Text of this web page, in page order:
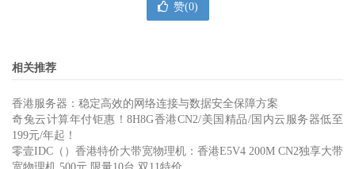
赞(0)
相关推荐
香港服务器：稳定高效的网络连接与数据安全保障方案
奇兔云计算年付钜惠！8H8G香港CN2/美国精品/国内云服务器低至
199元/年起！
零壹IDC（）香港特价大带宽物理机：香港E5V4 200M CN2独享大带